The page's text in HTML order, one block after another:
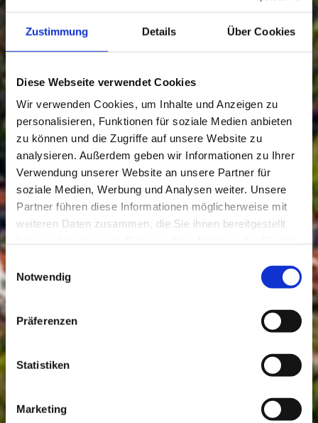
Zustimmung Details Über Cookies
Diese Webseite verwendet Cookies
Wir verwenden Cookies, um Inhalte und Anzeigen zu
personalisieren, Funktionen für soziale Medien anbieten
zu können und die Zugriffe auf unsere Website zu
analysieren. Außerdem geben wir Informationen zu Ihrer
Verwendung unserer Website an unsere Partner für
soziale Medien, Werbung und Analysen weiter. Unsere
Partner führen diese Informationen möglicherweise mit
weiteren Daten zusammen, die Sie ihnen bereitgestellt
Notwendig
Präferenzen
Statistiken
Marketing